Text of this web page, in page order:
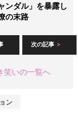
ンダル」を暴露し
の末路
次の記事
笑いの一覧へ
ン